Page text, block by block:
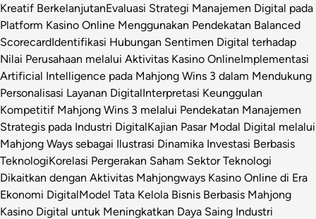
Kreatif BerkelanjutanEvaluasi Strategi Manajemen Digital pada
Platform Kasino Online Menggunakan Pendekatan Balanced
ScorecardIdentifikasi Hubungan Sentimen Digital terhadap
Nilai Perusahaan melalui Aktivitas Kasino OnlineImplementasi
Artificial Intelligence pada Mahjong Wins 3 dalam Mendukung
Personalisasi Layanan DigitalInterpretasi Keunggulan
Kompetitif Mahjong Wins 3 melalui Pendekatan Manajemen
Strategis pada Industri DigitalKajian Pasar Modal Digital melalui
Mahjong Ways sebagai Ilustrasi Dinamika Investasi Berbasis
TeknologiKorelasi Pergerakan Saham Sektor Teknologi
Dikaitkan dengan Aktivitas Mahjongways Kasino Online di Era
Ekonomi DigitalModel Tata Kelola Bisnis Berbasis Mahjong
Kasino Digital untuk Meningkatkan Daya Saing Industri